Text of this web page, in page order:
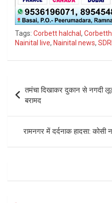
Tags: Corbett halchal ,
Nainital live, Nainital news,
Post
navigation
तमंचा दिखाकर दुकान से नगदी
बरामद
रामनगर में दर्दनाक हादसा: कोसी